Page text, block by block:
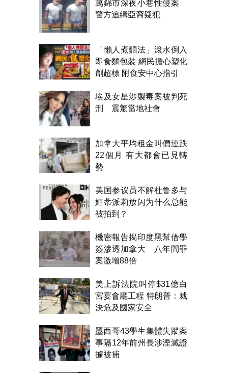
萬錦市深夜小巷性侵案
警方追緝亞裔疑犯
「懶人煮麵法」滾水倒入
即食麵包裝 網民擔心塑化
劑超標 附食安中心指引
埃及女星涉製毒案被判死
刑 震驚當地社會
加拿大平均租金叫價連跌
22個月 有大都會已見轉
勢
美国参议员不解杜鲁多与
姬蒂派莉放闪为什么总能
被拍到？
機密報告揭印度黑幫借學
簽滲透加拿大 八年間罪
案激增88倍
美上訴法院叫停$31億白
宮宴會廳工程 特朗普：裁
決危及國家安全
墨西哥43學生集體失蹤案
事隔12年前州長涉湮滅證
據被捕